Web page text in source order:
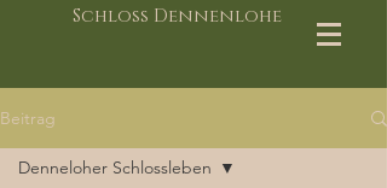
Schloss Dennenlohe
Beitrag
Denneloher Schlossleben